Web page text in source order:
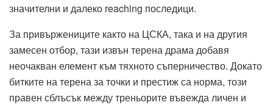
значителни и далеко reaching последици.
За привържениците както на ЦСКА, така и на другия
замесен отбор, тази извън терена драма добавя
неочакван елемент към тяхното съперничество. Докато
битките на терена за точки и престиж са норма, този
правен сблъсък между треньорите въвежда личен и